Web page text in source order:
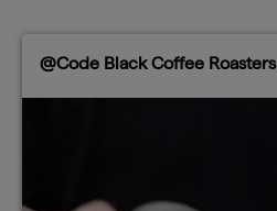
@Code Black Coffee Roasters